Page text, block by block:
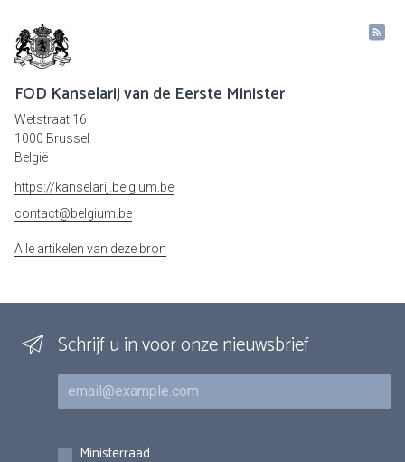
FOD Kanselarij van de Eerste Minister
Wetstraat 16
1000 Brussel
België
https://kanselarij.belgium.be
contact@belgium.be
Alle artikelen van deze bron
Schrijf u in voor onze nieuwsbrief
E-mail
Inschrijvingen
Ministerraad